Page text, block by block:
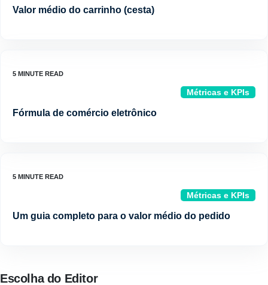
Valor médio do carrinho (cesta)
Métricas e KPIs
Fórmula de comércio eletrônico
Métricas e KPIs
Um guia completo para o valor médio do pedido
Escolha do Editor